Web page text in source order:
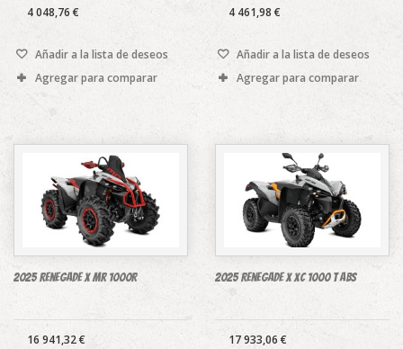
4 048,76 €
Añadir a la lista de deseos
Agregar para comparar
4 461,98 €
Añadir a la lista de deseos
Agregar para comparar
2025 Renegade X mr 1000R
16 941,32 €
2025 Renegade X xc 1000 T ABS
17 933,06 €